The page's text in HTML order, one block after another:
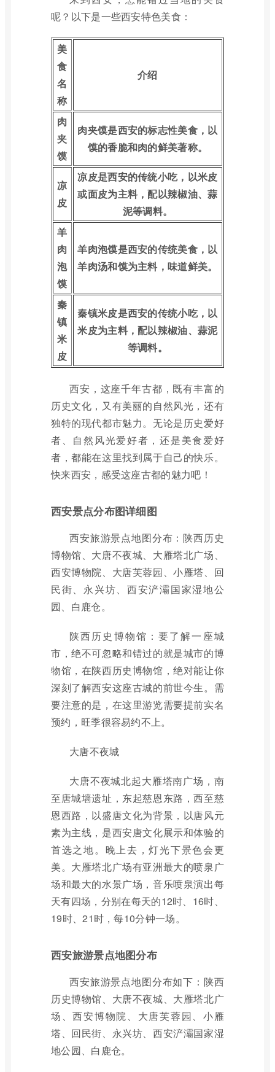
呢？以下是一些西安特色美食：
美
食
名
称
介绍
肉
夹
馍
肉夹馍是西安的标志性美食，以
馍的香脆和肉的鲜美著称。
凉
皮
凉皮是西安的传统小吃，以米皮
或面皮为主料，配以辣椒油、蒜
泥等调料。
羊
肉
泡
馍
羊肉泡馍是西安的传统美食，以
羊肉汤和馍为主料，味道鲜美。
秦
镇
米
皮
秦镇米皮是西安的传统小吃，以
米皮为主料，配以辣椒油、蒜泥
等调料。
西安，这座千年古都，既有丰富的
历史文化，又有美丽的自然风光，还有
独特的现代都市魅力。无论是历史爱好
者、自然风光爱好者，还是美食爱好
者，都能在这里找到属于自己的快乐。
快来西安，感受这座古都的魅力吧！
西安景点分布图详细图
西安旅游景点地图分布：陕西历史
博物馆、大唐不夜城、大雁塔北广场、
西安博物院、大唐芙蓉园、小雁塔、回
民街、永兴坊、西安浐灞国家湿地公
园、白鹿仓。
陕西历史博物馆：要了解一座城
市，绝不可忽略和错过的就是城市的博
物馆，在陕西历史博物馆，绝对能让你
深刻了解西安这座古城的前世今生。需
要注意的是，在这里游览需要提前实名
预约，旺季很容易约不上。
大唐不夜城
大唐不夜城北起大雁塔南广场，南
至唐城墙遗址，东起慈恩东路，西至慈
恩西路，以盛唐文化为背景，以唐风元
素为主线，是西安唐文化展示和体验的
首选之地。晚上去，灯光下景色会更
美。大雁塔北广场有亚洲最大的喷泉广
场和最大的水景广场，音乐喷泉演出每
天有四场，分别在每天的12时、16时、
19时、21时，每10分钟一场。
西安旅游景点地图分布
西安旅游景点地图分布如下：陕西
历史博物馆、大唐不夜城、大雁塔北广
场、西安博物院、大唐芙蓉园、小雁
塔、回民街、永兴坊、西安浐灞国家湿
地公园、白鹿仓。